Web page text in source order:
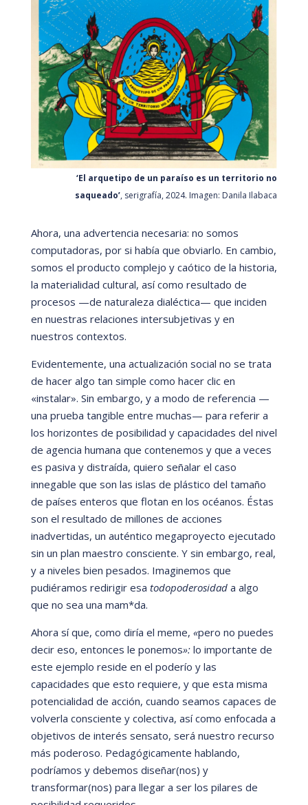
‘El arquetipo de un paraíso es un territorio no
saqueado’, serigrafía, 2024. Imagen: Danila Ilabaca
Ahora, una advertencia necesaria: no somos
computadoras, por si había que obviarlo. En cambio,
somos el producto complejo y caótico de la historia,
la materialidad cultural, asícomo resultado de
procesos —de naturaleza dialéctica— que inciden
en nuestras relaciones intersubjetivas y en
nuestros contextos.
Evidentemente, una actualización social no se trata
de hacer algo tan simple como hacer clic en
«instalar». Sin embargo, y a modo de referencia —
una prueba tangible entre muchas— para referir a
los horizontes de posibilidad y capacidades del nivel
de agencia humana que contenemos y que a veces
es pasiva y distraída, quiero señalar el caso
innegable que son las islas de plástico del tamaño
de países enteros que flotan en los océanos. Éstas
son el resultado de millones de acciones
inadvertidas, un auténtico megaproyecto ejecutado
sin un plan maestro consciente. Y sin embargo, real,
y a niveles bien pesados. Imaginemos que
pudiéramos redirigir esa todopoderosidad a algo
que no sea una mam*da.
Ahora sí que, como diría el meme, «pero no puedes
decir eso, entonces le ponemos»: lo importante de
este ejemplo reside en el poderío y las
capacidades que esto requiere, y que esta misma
potencialidad de acción, cuando seamos capaces de
volverla consciente y colectiva, así como enfocada a
objetivos de interés sensato, será nuestro recurso
más poderoso. Pedagógicamente hablando,
podríamos y debemos diseñar(nos) y
transformar(nos) para llegar a ser los pilares de